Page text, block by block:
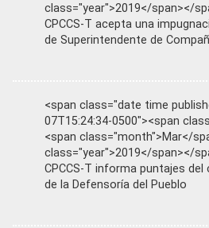
class="year">2019</span></
CPCCS-T acepta una
de Superintendente de
<span class="date time
07T15:24:34-0500"><span
<span class="month">Mar</
class="year">2019</span></
CPCCS-T informa puntajes
de la Defensoría del Pueblo